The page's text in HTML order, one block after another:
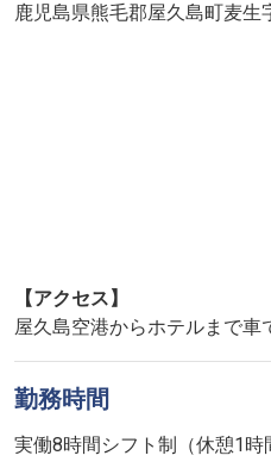
鹿児島県熊毛郡屋久島町麦生
【アクセス】
屋久島空港からホテルまで車
勤務時間
実働8時間シフト制（休憩1時